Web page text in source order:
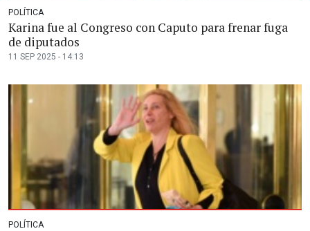
POLÍTICA
Karina fue al Congreso con Caputo para frenar fuga
de diputados
11 SEP 2025 - 14:13
POLÍTICA